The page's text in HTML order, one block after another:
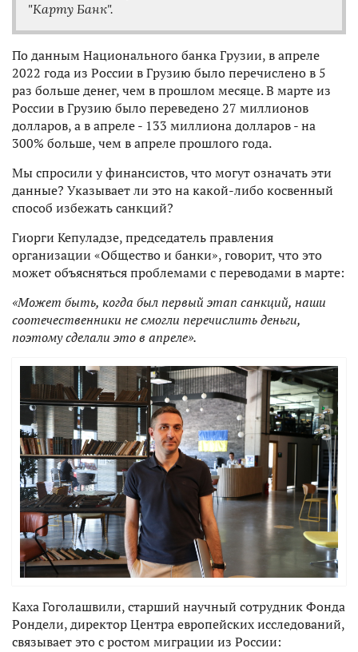
"Карту Банк".
По данным Национального банка Грузии, в апреле
2022 года из России в Грузию было перечислено в 5
раз больше денег, чем в прошлом месяце. В марте из
России в Грузию было переведено 27 миллионов
долларов, а в апреле - 133 миллиона долларов - на
300% больше, чем в апреле прошлого года.
Мы спросили у финансистов, что могут означать эти
данные? Указывает ли это на какой-либо косвенный
способ избежать санкций?
Гиорги Кепуладзе, председатель правления
организации «Общество и банки», говорит, что это
может объясняться проблемами с переводами в марте:
«Может быть, когда был первый этап санкций, наши
соотечественники не смогли перечислить деньги,
поэтому сделали это в апреле».
Каха Гоголашвили, старший научный сотрудник Фонда
Рондели, директор Центра европейских исследований,
связывает это с ростом миграции из России: